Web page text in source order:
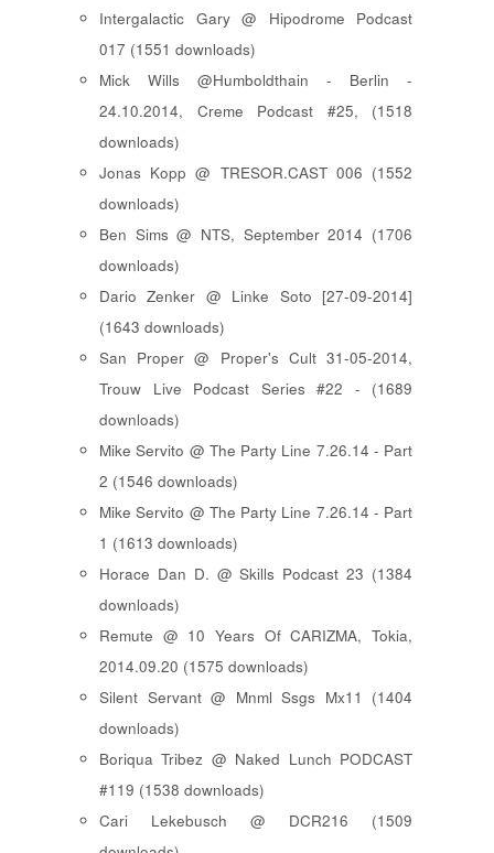
Intergalactic Gary @ Hipodrome Podcast
017 (1551 downloads)
Mick Wills @Humboldthain - Berlin -
24.10.2014, Creme Podcast #25, (1518
downloads)
Jonas Kopp @ TRESOR.CAST 006 (1552
downloads)
Ben Sims @ NTS, September 2014 (1706
downloads)
Dario Zenker @ Linke Soto [27-09-2014]
(1643 downloads)
San Proper @ Proper's Cult 31-05-2014,
Trouw Live Podcast Series #22 - (1689
downloads)
Mike Servito @ The Party Line 7.26.14 - Part
2 (1546 downloads)
Mike Servito @ The Party Line 7.26.14 - Part
1 (1613 downloads)
Horace Dan D. @ Skills Podcast 23 (1384
downloads)
Remute @ 10 Years Of CARIZMA, Tokia,
2014.09.20 (1575 downloads)
Silent Servant @ Mnml Ssgs Mx11 (1404
downloads)
Boriqua Tribez @ Naked Lunch PODCAST
#119 (1538 downloads)
Cari Lekebusch @ DCR216 (1509